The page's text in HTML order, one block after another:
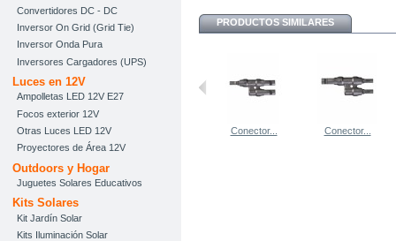
Convertidores DC - DC
Inversor On Grid (Grid Tie)
Inversor Onda Pura
Inversores Cargadores (UPS)
Luces en 12V
Ampolletas LED 12V E27
Focos exterior 12V
Otras Luces LED 12V
Proyectores de Área 12V
Outdoors y Hogar
Juguetes Solares Educativos
Kits Solares
Kit Jardín Solar
Kits Iluminación Solar
PRODUCTOS SIMILARES
Conector... Conector...